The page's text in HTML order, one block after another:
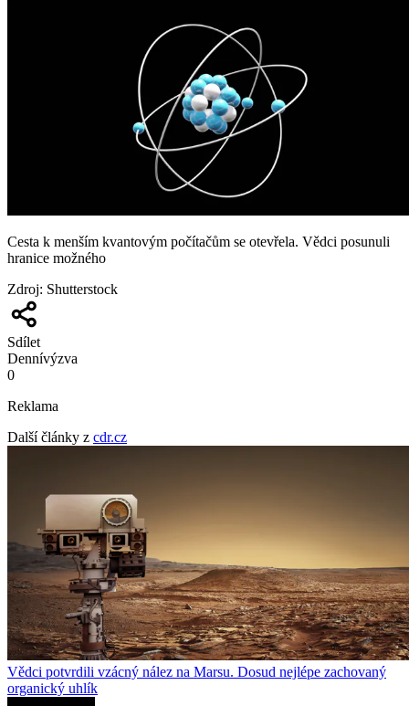
Cesta k menším kvantovým počítačům se otevřela. Vědci posunuli
hranice možného
Zdroj: Shutterstock
Sdílet
Dennívýzva
0
Reklama
Další články z cdr.cz
Vědci potvrdili vzácný nález na Marsu. Dosud nejlépe zachovaný
organický uhlík